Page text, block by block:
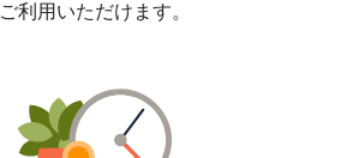
ご利用いただけます。